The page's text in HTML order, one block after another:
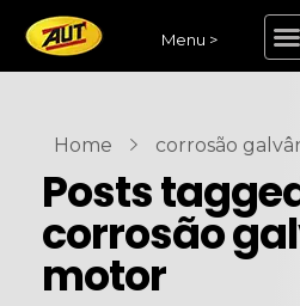
Menu >
Home corrosão
Posts
corrosão
motor